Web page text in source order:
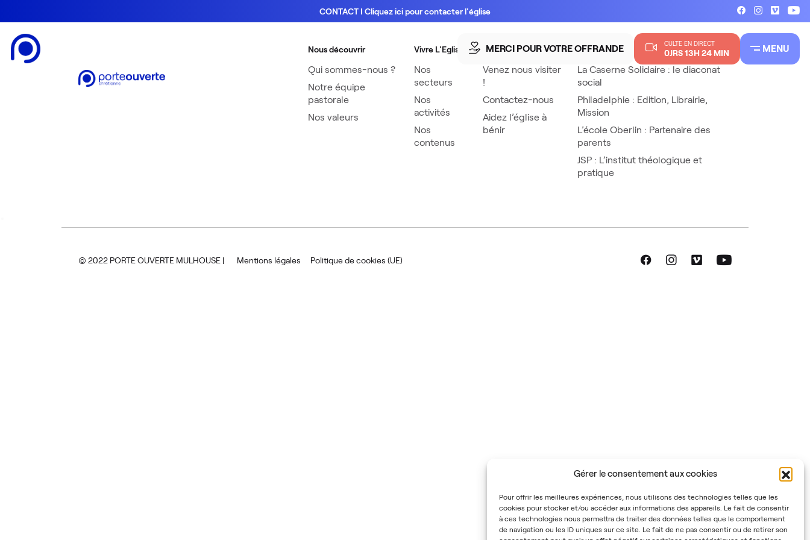
Gérer le consentement aux cookies
Pour offrir les meilleures expériences, nous utilisons des technologies telles que les
cookies pour stocker et/ou accéder aux informations des appareils. Le fait de consentir
à ces technologies nous permettra de traiter des données telles que le comportement
de navigation ou les ID uniques sur ce site. Le fait de ne pas consentir ou de retirer son
CONTACT I Cliquez ici pour contacter l'église
MERCI POUR VOTRE OFFRANDE CULTE EN DIRECT
0JRS 13H 24 MIN MENU
Nous découvrir
Qui sommes-nous ?
Notre équipe
pastorale
Nos valeurs
Vivre L'Eglise
Nos
secteurs
Nos
activités
Nos
contenus
Vous informer
Venez nous visiter
!
Contactez-nous
Aidez l’église à
bénir
Nos partenaires
La Caserne Solidaire : le diaconat
social
Philadelphie : Edition, Librairie,
Mission
L’école Oberlin : Partenaire des
parents
JSP : L’institut théologique et
pratique
© 2022 PORTE OUVERTE MULHOUSE | Mentions légales Politique de cookies (UE)